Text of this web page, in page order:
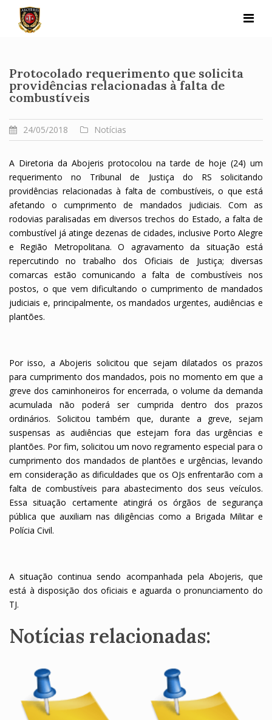
content
Protocolado requerimento que solicita
providências relacionadas à falta de
combustíveis
24/05/2018 Notícias
A Diretoria da Abojeris protocolou na tarde de hoje (24) um
requerimento no Tribunal de Justiça do RS solicitando
providências relacionadas à falta de combustíveis, o que está
afetando o cumprimento de mandados judiciais. Com as
rodovias paralisadas em diversos trechos do Estado, a falta de
combustível já atinge dezenas de cidades, inclusive Porto Alegre
e Região Metropolitana. O agravamento da situação está
repercutindo no trabalho dos Oficiais de Justiça; diversas
comarcas estão comunicando a falta de combustíveis nos
postos, o que vem dificultando o cumprimento de mandados
judiciais e, principalmente, os mandados urgentes, audiências e
plantões.
Por isso, a Abojeris solicitou que sejam dilatados os prazos
para cumprimento dos mandados, pois no momento em que a
greve dos caminhoneiros for encerrada, o volume da demanda
acumulada não poderá ser cumprida dentro dos prazos
ordinários. Solicitou também que, durante a greve, sejam
suspensas as audiências que estejam fora das urgências e
plantões. Por fim, solicitou um novo regramento especial para o
cumprimento dos mandados de plantões e urgências, levando
em consideração as dificuldades que os OJs enfrentarão com a
falta de combustíveis para abastecimento dos seus veículos.
Essa situação certamente atingirá os órgãos de segurança
pública que auxiliam nas diligências como a Brigada Militar e
Polícia Civil.
A situação continua sendo acompanhada pela Abojeris, que
está à disposição dos oficiais e aguarda o pronunciamento do
TJ.
Notícias relacionadas: